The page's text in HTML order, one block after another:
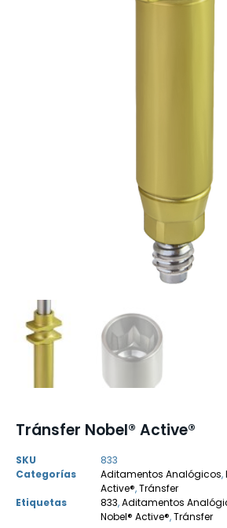
Tránsfer Nobel® Active®
SKU
833
Categorías
Aditamentos Analógicos,
Active®,Tránsfer
Etiquetas
833,Aditamentos
Nobel® Active®,Tránsfer